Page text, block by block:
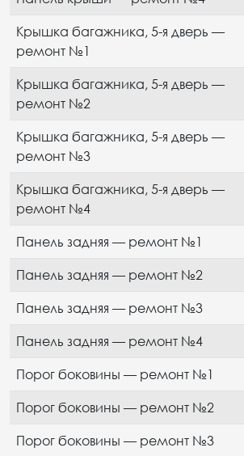
Крышка багажника, 5-я дверь —
ремонт №1
Крышка багажника, 5-я дверь —
ремонт №2
Крышка багажника, 5-я дверь —
ремонт №3
Крышка багажника, 5-я дверь —
ремонт №4
Панель задняя — ремонт №1
Панель задняя — ремонт №2
Панель задняя — ремонт №3
Панель задняя — ремонт №4
Порог боковины — ремонт №1
Порог боковины — ремонт №2
Порог боковины — ремонт №3